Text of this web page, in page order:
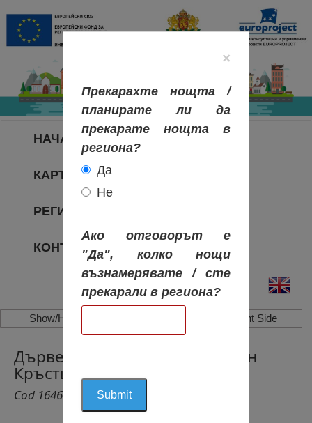
НАЧАЛО
КАРТА НА РЕГИОНИТЕ
РЕГИОНИ
КОНТАКТИ
Show/Hide Left Side Show/Hide Right Side
Дървената Църква Свети Йоан
Кръстител, Русънещ, Жьени
Cod 1646
×
Прекарахте нощта /
планирате ли да
прекарате нощта в
региона?
Да
Не
Ако отговорът е
"Да", колко нощи
възнамерявате / сте
прекарали в региона?